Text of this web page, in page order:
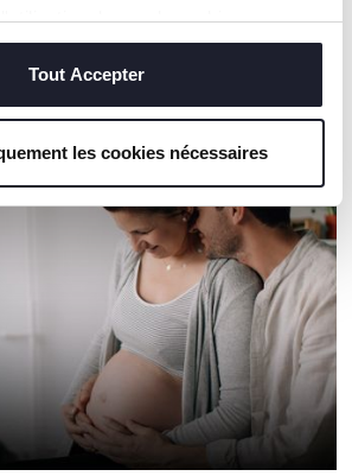
des seuls cookies
essentiels au service demandé.
Tout Accepter
les cookies nécessaires